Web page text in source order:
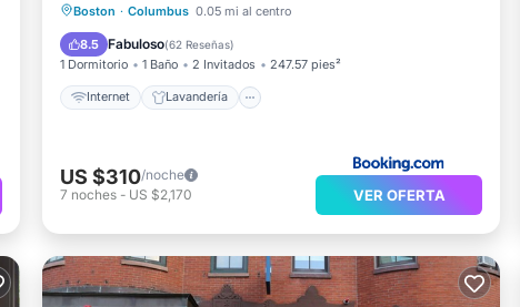
Boston · Columbus 0.05 mi al centro
8.5 Fabuloso(62 Reseñas)
1 Dormitorio 1 Baño 2 Invitados 247.57 pies²
Internet Lavandería
Seguridad/Protección
Servicios para huéspedes
US $310/noche
7 noches - US $2,170 VER OFERTA